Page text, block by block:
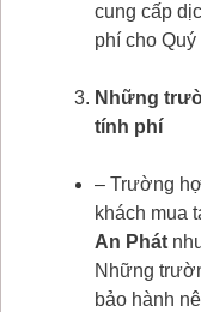
cung cấp
phí cho Quý
Những
tính phí
– Trường
khách mua
An Phát
Những
bảo hành